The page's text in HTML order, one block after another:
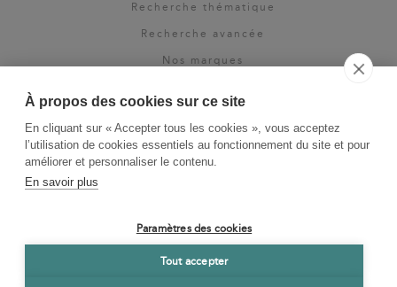
À propos des cookies sur ce site
En cliquant sur « Accepter tous les cookies », vous acceptez
l’utilisation de cookies essentiels au fonctionnement du site et pour
améliorer et personnaliser le contenu.
En savoir plus
Paramètres des cookies
Tout accepter
Recherche thématique
Recherche avancée
Nos marques
Espace pro
Newsletter
La Vie des Classiques